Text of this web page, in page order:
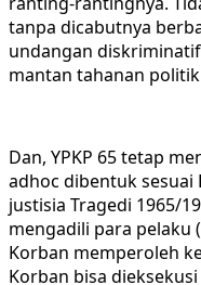
tanpa dicabutnya
undangan
mantan tahanan
Dan, YPKP 65 tetap
adhoc dibentuk sesuai
justisia Tragedi 1965/
mengadili para pelaku
Korban memperoleh
Korban bisa